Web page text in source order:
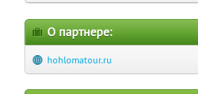
О партнере:
hohlomatour.ru